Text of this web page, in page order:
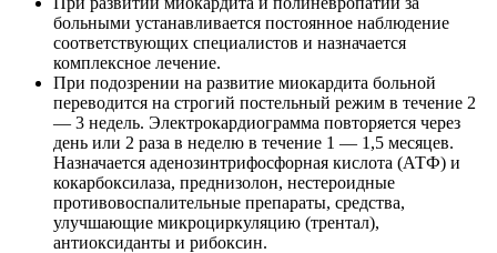
больными устанавливается постоянное наблюдение
соответствующих специалистов и назначается
комплексное лечение.
При подозрении на развитие миокардита больной
переводится на строгий постельный режим в течение 2
— 3 недель. Электрокардиограмма повторяется через
день или 2 раза в неделю в течение 1 — 1,5 месяцев.
Назначается аденозинтрифосфорная кислота (АТФ) и
кокарбоксилаза, преднизолон, нестероидные
противовоспалительные препараты, средства,
улучшающие микроциркуляцию (трентал),
антиоксиданты и рибоксин.